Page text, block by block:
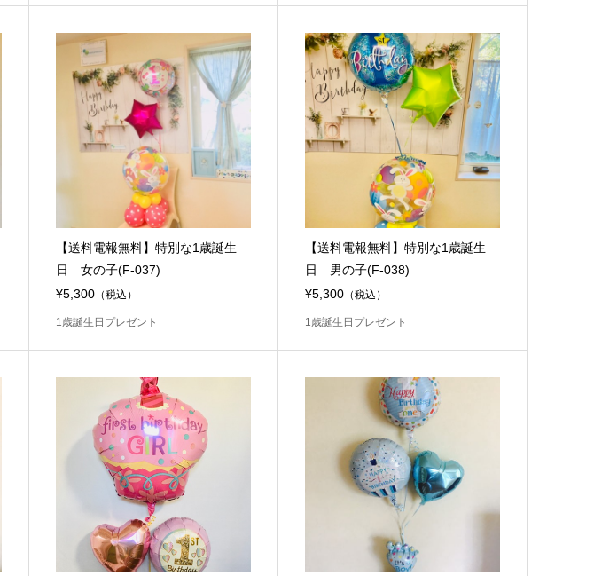
【送料電報無料】特別な1歳誕生
日 女の子(F-037)
¥5,300（税込）
1歳誕生日プレゼント
【送料電報無料】特別な1歳誕生
日 男の子(F-038)
¥5,300 （税込）
1歳誕生日プレゼント